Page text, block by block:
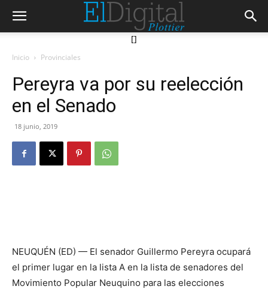
[]
Inicio Provinciales
Pereyra va por su reelección
en el Senado
18 junio, 2019
NEUQUÉN (ED) — El senador Guillermo Pereyra ocupará
el primer lugar en la lista A en la lista de senadores del
Movimiento Popular Neuquino para las elecciones